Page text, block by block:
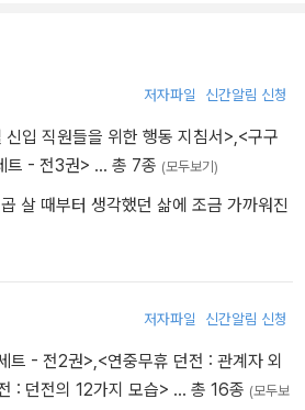
서 붙여진 이름으로, 2017년 브릿G 오
적인 기획으로 30회차 이상 꾸준히 진행
달았다가 다음 날 그 세계 속에서 낯선 천
물부터 2004년 마비노기 귀신 사건을 모
그를 다룬 오싹한 게임 호러, 부동산 문제
회의 병폐를 지적하는 사회파 소설, 행성
있다. 제4회 황금드래곤 문학상을 수상한
서 뜨거운 화제를 모았던 최초의 규칙괴
호텔 신입 직원들을 위한 행동 지침서』
저자파일 신간알림 신청
신입 직원들을 위한 행동 지침서>,<구구
트 - 전3권> … 총 7종 (모두보기)
살 때부터 생각했던 삶에 조금 가까워진
저자파일 신간알림 신청
트 - 전2권>,<연중무휴 던전 : 관계자 외
: 던전의 12가지 모습> … 총 16종 (모두보